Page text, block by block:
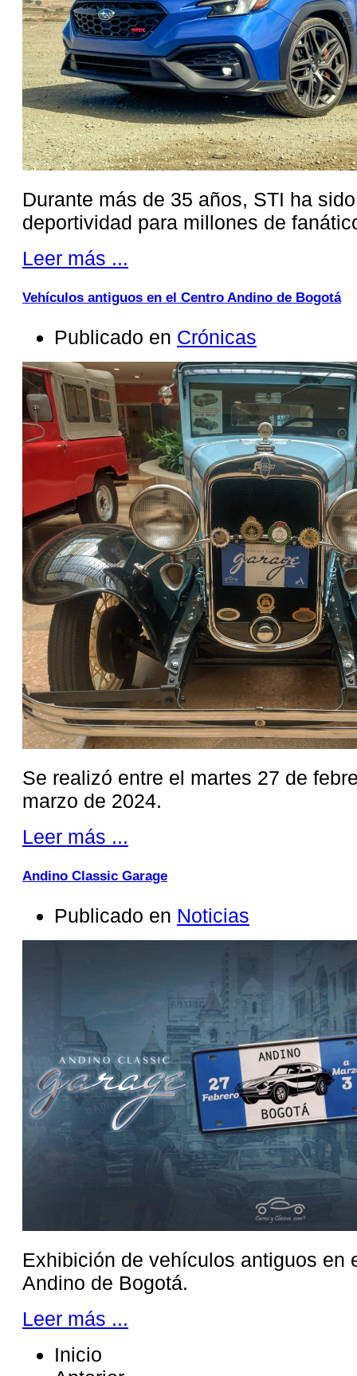
Durante más de 35 años, STI ha
deportividad para millones de
Leer más ...
Vehículos antiguos en el Centro Andino de Bogotá
Publicado en Crónicas
Se realizó entre el martes 27 de
marzo de 2024.
Leer más ...
Andino Classic Garage
Publicado en Noticias
Exhibición de vehículos antiguos en
Andino de Bogotá.
Leer más ...
Inicio